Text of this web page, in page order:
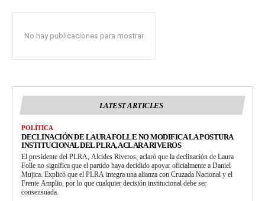
No hay publicaciones para mostrar
LATEST ARTICLES
POLÍTICA
DECLINACIÓN DE LAURA FOLLE NO MODIFICA LA POSTURA
INSTITUCIONAL DEL PLRA, ACLARA RIVEROS
El presidente del PLRA, Alcides Riveros, aclaró que la declinación de Laura
Folle no significa que el partido haya decidido apoyar oficialmente a Daniel
Mujica. Explicó que el PLRA integra una alianza con Cruzada Nacional y el
Frente Amplio, por lo que cualquier decisión institucional debe ser
consensuada.